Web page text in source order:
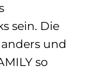
sein. Die
und
so